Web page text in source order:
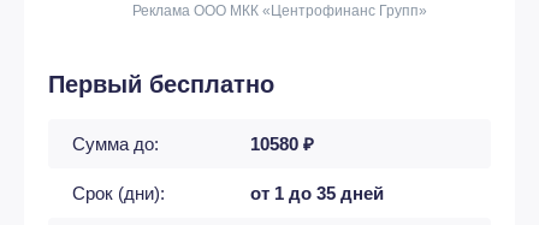
Реклама ООО МКК «Центрофинанс Групп»
Первый бесплатно
Сумма до: 10580 ₽
Срок (дни): от 1 до 35 дней